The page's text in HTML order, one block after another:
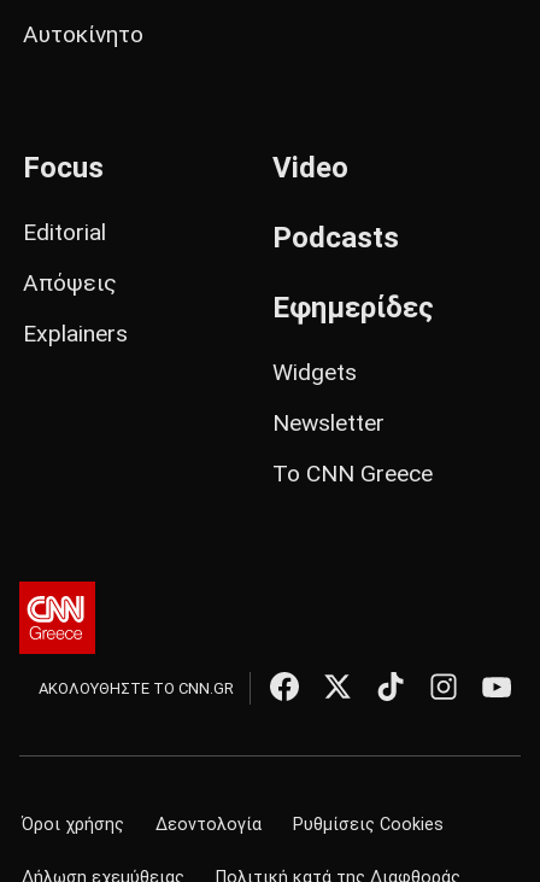
Αυτοκίνητο
Focus
Editorial
Απόψεις
Explainers
Video
Podcasts
Εφημερίδες
Widgets
Newsletter
Το CNN Greece
ΑΚΟΛΟΥΘΗΣΤΕ ΤΟ CNN.GR
Όροι χρήσης Δεοντολογία Ρυθμίσεις Cookies